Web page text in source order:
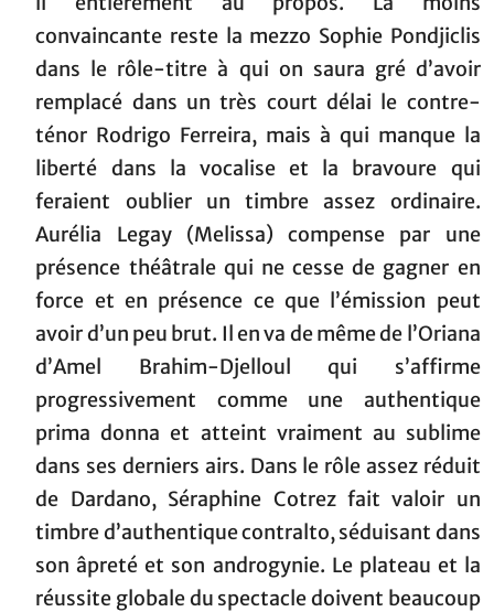
convaincante reste la mezzo Sophie Pondjiclis
dans le rôle-titre à qui on saura gré d’avoir
remplacé dans un très court délai le contre-
ténor Rodrigo Ferreira, mais à qui manque la
liberté dans la vocalise et la bravoure qui
feraient oublier un timbre assez ordinaire.
Aurélia Legay (Melissa) compense par une
présence théâtrale qui ne cesse de gagner en
force et en présence ce que l’émission peut
avoir d’un peu brut. Il en va de même de l’Oriana
d’Amel Brahim-Djelloul qui s’affirme
progressivement comme une authentique
prima donna et atteint vraiment au sublime
dans ses derniers airs. Dans le rôle assez réduit
de Dardano, Séraphine Cotrez fait valoir un
timbre d’authentique contralto, séduisant dans
son âpreté et son androgynie. Le plateau et la
réussite globale du spectacle doivent beaucoup